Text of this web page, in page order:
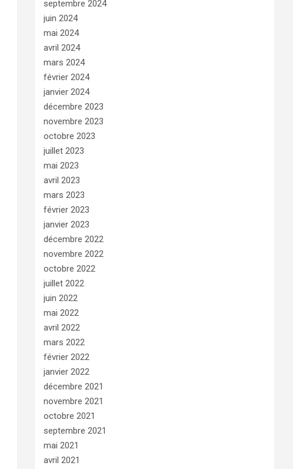
septembre 2024
juin 2024
mai 2024
avril 2024
mars 2024
février 2024
janvier 2024
décembre 2023
novembre 2023
octobre 2023
juillet 2023
mai 2023
avril 2023
mars 2023
février 2023
janvier 2023
décembre 2022
novembre 2022
octobre 2022
juillet 2022
juin 2022
mai 2022
avril 2022
mars 2022
février 2022
janvier 2022
décembre 2021
novembre 2021
octobre 2021
septembre 2021
mai 2021
avril 2021